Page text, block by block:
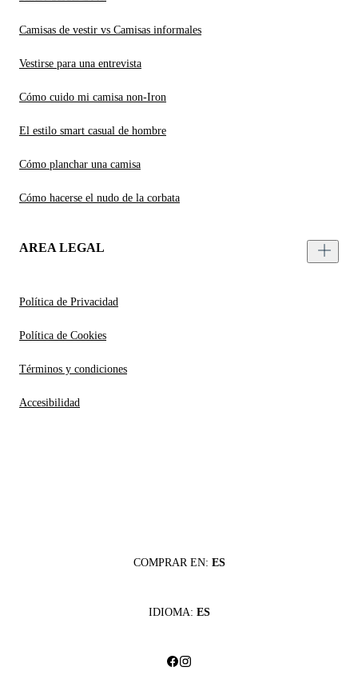
Camisas de vestir vs Camisas informales
Vestirse para una entrevista
Cómo cuido mi camisa non-Iron
El estilo smart casual de hombre
Cómo planchar una camisa
Cómo hacerse el nudo de la corbata
AREA LEGAL
Política de Privacidad
Política de Cookies
Términos y condiciones
Accesibilidad
COMPRAR EN: ES
IDIOMA: ES